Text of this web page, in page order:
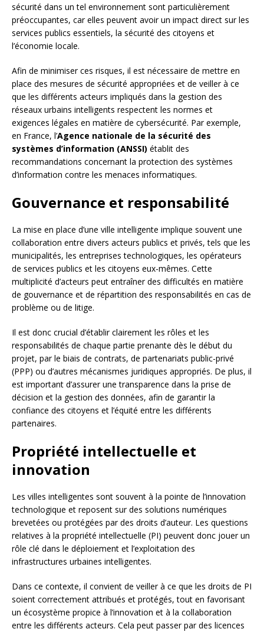
sécurité dans un tel environnement sont particulièrement
préoccupantes, car elles peuvent avoir un impact direct sur les
services publics essentiels, la sécurité des citoyens et
l’économie locale.
Afin de minimiser ces risques, il est nécessaire de mettre en
place des mesures de sécurité appropriées et de veiller à ce
que les différents acteurs impliqués dans la gestion des
réseaux urbains intelligents respectent les normes et
exigences légales en matière de cybersécurité. Par exemple,
en France, l’Agence nationale de la sécurité des
systèmes d’information (ANSSI) établit des
recommandations concernant la protection des systèmes
d’information contre les menaces informatiques.
Gouvernance et responsabilité
La mise en place d’une ville intelligente implique souvent une
collaboration entre divers acteurs publics et privés, tels que les
municipalités, les entreprises technologiques, les opérateurs
de services publics et les citoyens eux-mêmes. Cette
multiplicité d’acteurs peut entraîner des difficultés en matière
de gouvernance et de répartition des responsabilités en cas de
problème ou de litige.
Il est donc crucial d’établir clairement les rôles et les
responsabilités de chaque partie prenante dès le début du
projet, par le biais de contrats, de partenariats public-privé
(PPP) ou d’autres mécanismes juridiques appropriés. De plus, il
est important d’assurer une transparence dans la prise de
décision et la gestion des données, afin de garantir la
confiance des citoyens et l’équité entre les différents
partenaires.
Propriété intellectuelle et
innovation
Les villes intelligentes sont souvent à la pointe de l’innovation
technologique et reposent sur des solutions numériques
brevetées ou protégées par des droits d’auteur. Les questions
relatives à la propriété intellectuelle (PI) peuvent donc jouer un
rôle clé dans le déploiement et l’exploitation des
infrastructures urbaines intelligentes.
Dans ce contexte, il convient de veiller à ce que les droits de PI
soient correctement attribués et protégés, tout en favorisant
un écosystème propice à l’innovation et à la collaboration
entre les différents acteurs. Cela peut passer par des licences